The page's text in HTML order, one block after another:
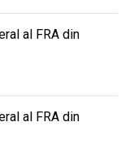
al FRA din
al FRA din